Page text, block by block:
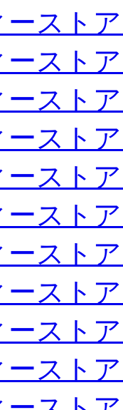
ースト
ースト
ースト
ースト
ースト
ースト
ースト
ースト
ースト
ースト